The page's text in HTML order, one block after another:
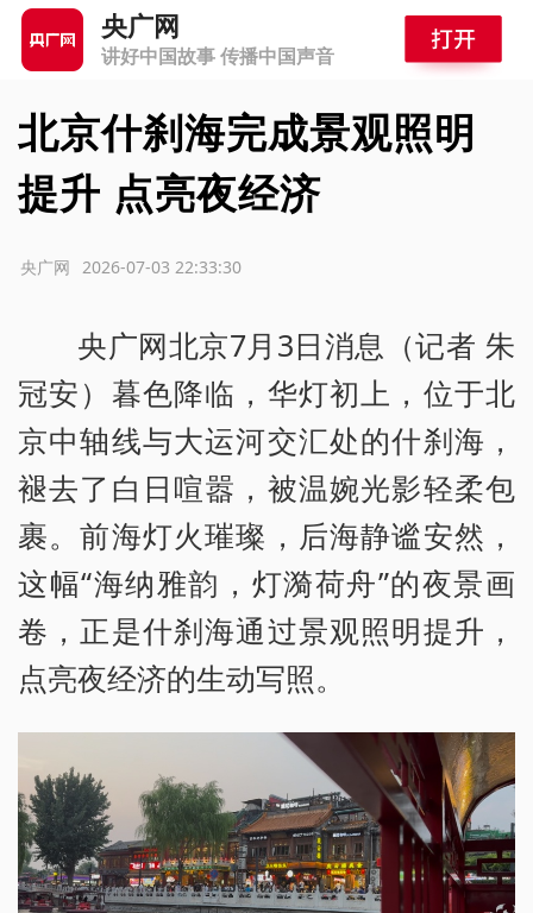
央广网
讲好中国故事 传播中国声音
北京什刹海完成景观照明
提升 点亮夜经济
2026-07-03 22:33:30
央广网
央广网北京7月3日消息（记者 朱
冠安）暮色降临，华灯初上，位于北
京中轴线与大运河交汇处的什刹海，
褪去了白日喧嚣，被温婉光影轻柔包
裹。前海灯火璀璨，后海静谧安然，
这幅“海纳雅韵，灯漪荷舟”的夜景画
卷，正是什刹海通过景观照明提升，
点亮夜经济的生动写照。